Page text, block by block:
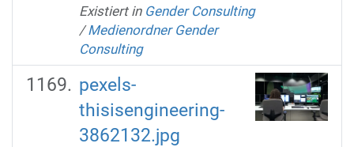
Existiert in Gender Consulting
/Medienordner Gender
Consulting
pexels-
thisisengineering-
3862132.jpg